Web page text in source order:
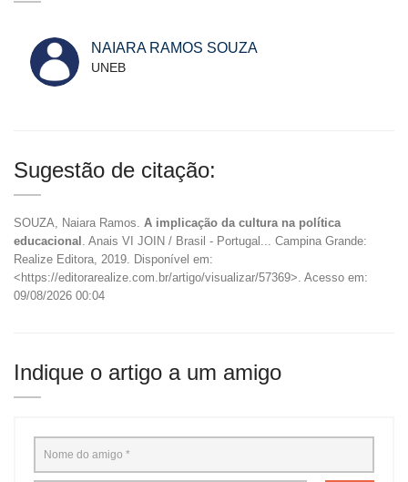
NAIARA RAMOS SOUZA
UNEB
Sugestão de citação:
SOUZA, Naiara Ramos. A implicação da cultura na política
educacional
. Anais VI JOIN / Brasil - Portugal... Campina Grande:
Realize Editora, 2019. Disponível em:
<https://editorarealize.com.br/artigo/visualizar/57369>. Acesso em:
09/08/2026 00:04
Indique o artigo a um amigo